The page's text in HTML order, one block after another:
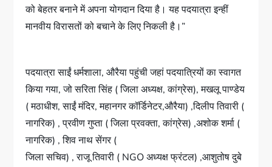
को बेहतर बनाने में अपना योगदान दिया है। यह पदयात्रा इन्हीं
मानवीय विरासतों को बचाने के लिए निकली है।”
पदयात्रा साईं धर्मशाला, औरैया पहुंची जहां पदयात्रियों का स्वागत
किया गया, जो सरिता सिंह ( जिला अध्यक्ष, कांग्रेस), मखलू पाण्डेय
( मठाधीश, साईं मंदिर, महानगर कॉर्डिनेटर,औरैया) ,दिलीप तिवारी (
नागरिक) , प्रवीण गुप्ता ( जिला प्रवक्ता, कांग्रेस) ,अशोक शर्मा (
नागरिक) , शिव नाथ सेंगर (
जिला सचिव) , राजू तिवारी ( NGO अध्यक्ष फ्रंटल) ,आशुतोष दुबे